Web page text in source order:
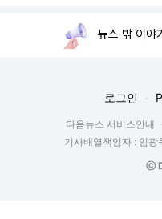
뉴스 밖 이야
로그인
다음뉴스 서비스안내
기사배열책임자 : 임광
ⓒ